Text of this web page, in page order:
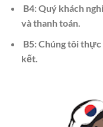
B4: Quý khách
và thanh toán.
B5: Chúng tôi
kết.​